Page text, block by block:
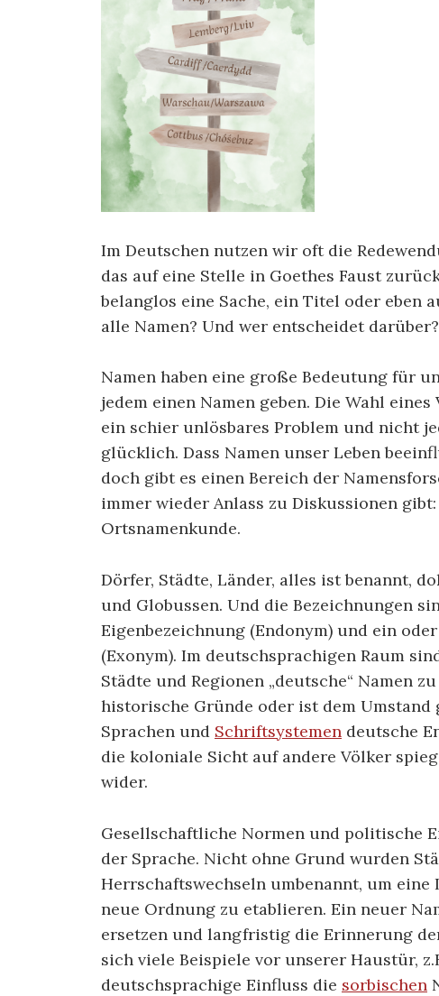
Im Deutschen nutzen wir oft die
das auf eine Stelle in Goethes Faust
belanglos eine Sache, ein Titel oder eben
alle Namen? Und wer entscheidet darüber?
Namen haben eine große Bedeutung für
jedem einen Namen geben. Die Wahl
ein schier unlösbares Problem und nicht
glücklich. Dass Namen unser Leben
doch gibt es einen Bereich der
immer wieder Anlass zu Diskussionen
Ortsnamenkunde.
Dörfer, Städte, Länder, alles ist benannt,
und Globussen. Und die Bezeichnungen
Eigenbezeichnung (Endonym) und ein
(Exonym). Im deutschsprachigen Raum
Städte und Regionen „deutsche“ Namen
historische Gründe oder ist dem Umstand
Sprachen und Schriftsystemen deutsche
die koloniale Sicht auf andere Völker
wider.
Gesellschaftliche Normen und politische
der Sprache. Nicht ohne Grund wurden
Herrschaftswechseln umbenannt, um
neue Ordnung zu etablieren. Ein neuer
ersetzen und langfristig die Erinnerung
sich viele Beispiele vor unserer Haustür,
deutschsprachige Einfluss die sorbischen